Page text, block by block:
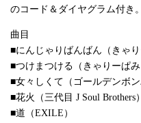
のコード＆ダイヤグラム付き
曲目
■にんじゃりばんばん（きゃり
■つけまつける（きゃりーぱみ
■女々しくて（ゴールデンボン
■花火（三代目 J Soul Brothers）
■道（EXILE）